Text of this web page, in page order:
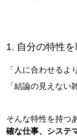
1. 自分の特性
「人に合わせるよ
「結論の見えない
そんな特性を持つ
確な仕事、システ